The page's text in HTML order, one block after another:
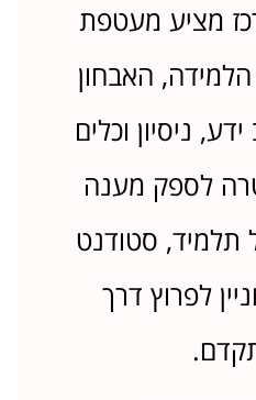
מציע מעטפת
האבחון
ניסיון וכלים
לספק מענה
תלמיד, סטודנט
לפרוץ דרך